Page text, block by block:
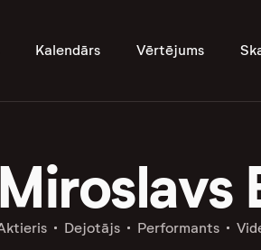
Kalendārs Vērtējums
Miroslavs
Dejotājs Performants